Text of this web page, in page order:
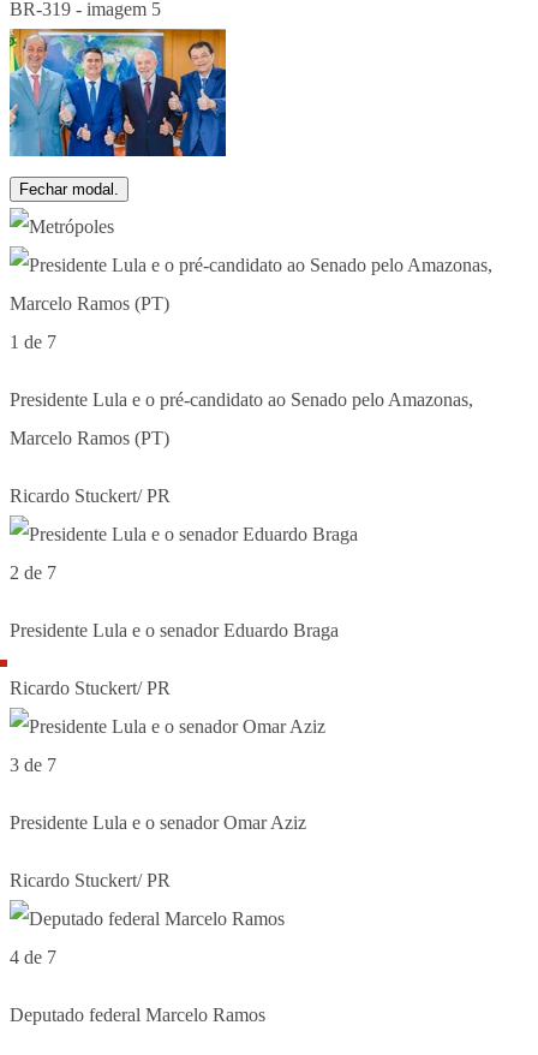
Fechar modal.
1 de 7
Presidente Lula e o pré-candidato ao Senado pelo Amazonas,
Marcelo Ramos (PT)
Ricardo Stuckert/ PR
2 de 7
Presidente Lula e o senador Eduardo Braga
Ricardo Stuckert/ PR
3 de 7
Presidente Lula e o senador Omar Aziz
Ricardo Stuckert/ PR
4 de 7
Deputado federal Marcelo Ramos